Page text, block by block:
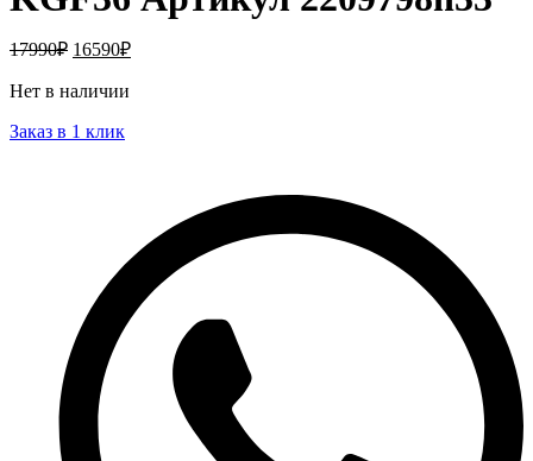
17990₽ 16590₽
Нет в наличии
Заказ в 1 клик